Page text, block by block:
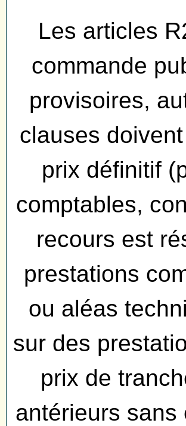
Les articles
commande
provisoires,
clauses
prix définitif
comptables,
recours est
prestations
ou aléas
sur des
prix de
antérieurs sans